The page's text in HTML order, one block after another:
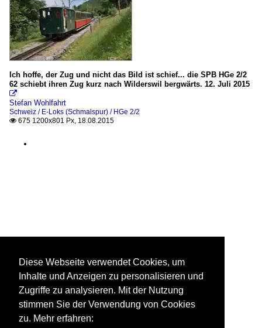
Ich hoffe, der Zug und nicht das Bild ist schief... die SPB HGe 2/2
62 schiebt ihren Zug kurz nach Wilderswil bergwärts. 12. Juli 2015

Stefan Wohlfahrt
Schweiz / E-Loks (Schmalspur) / HGe 2/2
 675 1200x801 Px, 18.08.2015
Diese Webseite verwendet Cookies, um
Inhalte und Anzeigen zu personalisieren und
Zugriffe zu analysieren. Mit der Nutzung
stimmen Sie der Verwendung von Cookies
zu. Mehr erfahren: